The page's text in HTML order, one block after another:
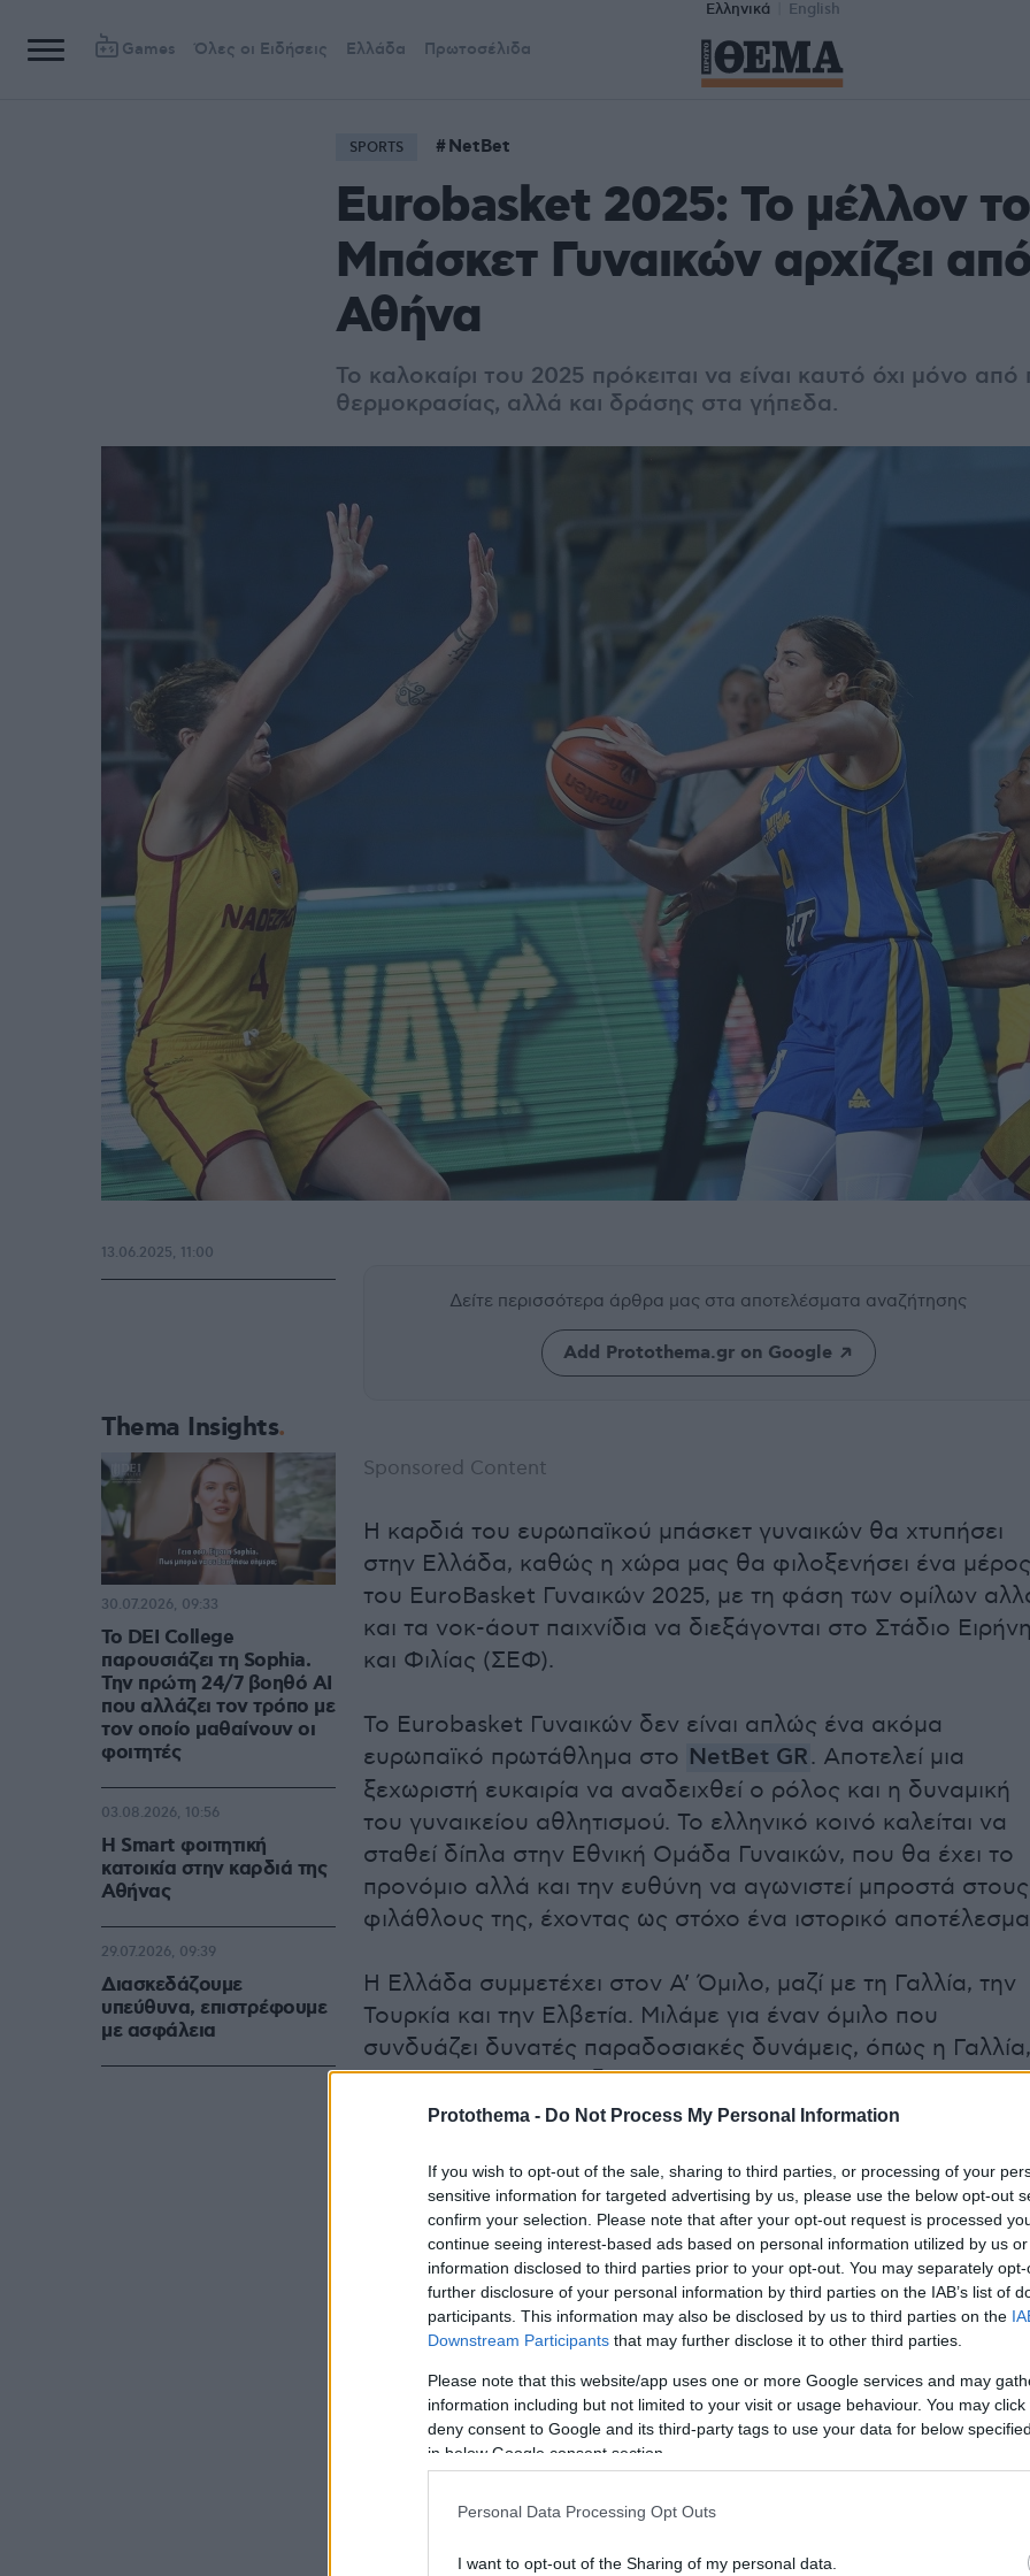
Protothema - Do Not Process My Personal Information
If you wish to opt-out of the sale, sharing to third parties, or processing of your
sensitive information for targeted advertising by us, please use the below opt-out
confirm your selection. Please note that after your opt-out request is processed
continue seeing interest-based ads based on personal information utilized by us
information disclosed to third parties prior to your opt-out. You may separately
further disclosure of your personal information by third parties on the IAB’s list of
participants. This information may also be disclosed by us to third parties on the
Downstream Participants that may further disclose it to other third parties.
Please note that this website/app uses one or more Google services and may
information including but not limited to your visit or usage behaviour. You may
deny consent to Google and its third-party tags to use your data for below
in below Google consent section.
Personal Data Processing Opt Outs
I want to opt-out of the Sharing of my personal data.
Ελληνικά English
Games Όλες οι Ειδήσεις Ελλάδα Πρωτοσέλιδα
SPORTS NetBet
Eurobasket 2025: Το μέλλον
Μπάσκετ Γυναικών αρχίζει
Αθήνα
Το καλοκαίρι του 2025 πρόκειται να είναι καυτό όχι μόνο
θερμοκρασίας, αλλά και δράσης στα γήπεδα.
Δείτε περισσότερα άρθρα μας στα αποτελέσματα αναζήτησης
Add Protothema.gr on Google
Sponsored Content
Η καρδιά του ευρωπαϊκού μπάσκετ γυναικών θα χτυπήσει
στην Ελλάδα, καθώς η χώρα μας θα φιλοξενήσει ένα μέρος
του EuroBasket Γυναικών 2025, με τη φάση των ομίλων
και τα νοκ-άουτ παιχνίδια να διεξάγονται στο Στάδιο
και Φιλίας (ΣΕΦ).
Το Eurobasket Γυναικών δεν είναι απλώς ένα ακόμα
ευρωπαϊκό πρωτάθλημα στο NetBet GR. Αποτελεί μια
ξεχωριστή ευκαιρία να αναδειχθεί ο ρόλος και η δυναμική
του γυναικείου αθλητισμού. Το ελληνικό κοινό καλείται να
σταθεί δίπλα στην Εθνική Ομάδα Γυναικών, που θα έχει το
προνόμιο αλλά και την ευθύνη να αγωνιστεί μπροστά στους
φιλάθλους της, έχοντας ως στόχο ένα ιστορικό
Η Ελλάδα συμμετέχει στον Α’ Όμιλο, μαζί με τη Γαλλία, την
Τουρκία και την Ελβετία. Μιλάμε για έναν όμιλο που
συνδυάζει δυνατές παραδοσιακές δυνάμεις, όπως η Γαλλία,
με ανερχόμενες ομάδες όπως η Τουρκία και με την πάντα
«επικίνδυνη» Ελβετία. Η Εθνική Ελλάδος έχει παρουσιάσει
παίκτριες εμφανίζονται πιο έτοιμες από ποτέ να
ανταποκριθούν στις απαιτήσεις της διοργάνωσης.
13.06.2025, 11:00
Thema Insights
Το DEI College
παρουσιάζει τη Sophia.
Την πρώτη 24/7 βοηθό AI
που αλλάζει τον τρόπο με
τον οποίο μαθαίνουν οι
φοιτητές
30.07.2026, 09:33
Η Smart φοιτητική
κατοικία στην καρδιά της
Αθήνας
03.08.2026, 10:56
Διασκεδάζουμε
υπεύθυνα, επιστρέφουμε
με ασφάλεια
29.07.2026, 09:39